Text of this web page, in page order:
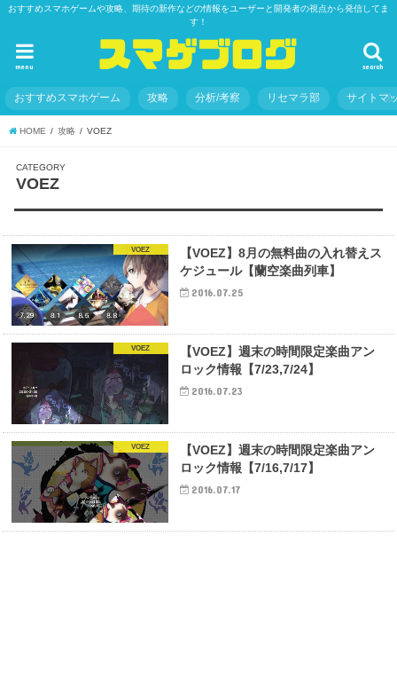
おすすめスマホゲームや攻略、期待の新作などの情報をユーザーと開発者の視点から発信してま
す！
search
menu
おすすめスマホゲーム 攻略 分析/考察 リセマラ部 サイトマ
HOME 攻略 VOEZ
VOEZ
VOEZ
【VOEZ】8月の無料曲の入れ替えス
ケジュール【蘭空楽曲列車】
2016.07.25
VOEZ
【VOEZ】週末の時間限定楽曲アン
ロック情報【7/23,7/24】
2016.07.23
VOEZ
【VOEZ】週末の時間限定楽曲アン
ロック情報【7/16,7/17】
2016.07.17